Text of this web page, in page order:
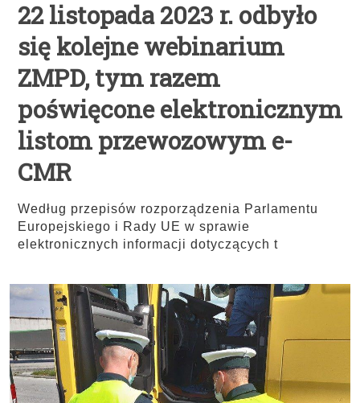
22 listopada 2023 r. odbyło
się kolejne webinarium
ZMPD, tym razem
poświęcone elektronicznym
listom przewozowym e-
CMR
Według przepisów rozporządzenia Parlamentu
Europejskiego i Rady UE w sprawie
elektronicznych informacji dotyczących t